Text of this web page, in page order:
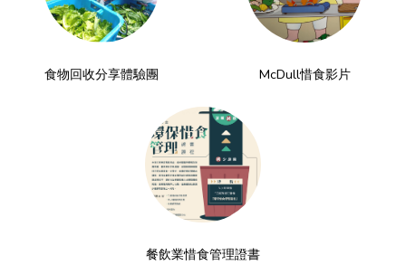
食物回收分享體驗團 McDull惜食影片
餐飲業惜食管理證書